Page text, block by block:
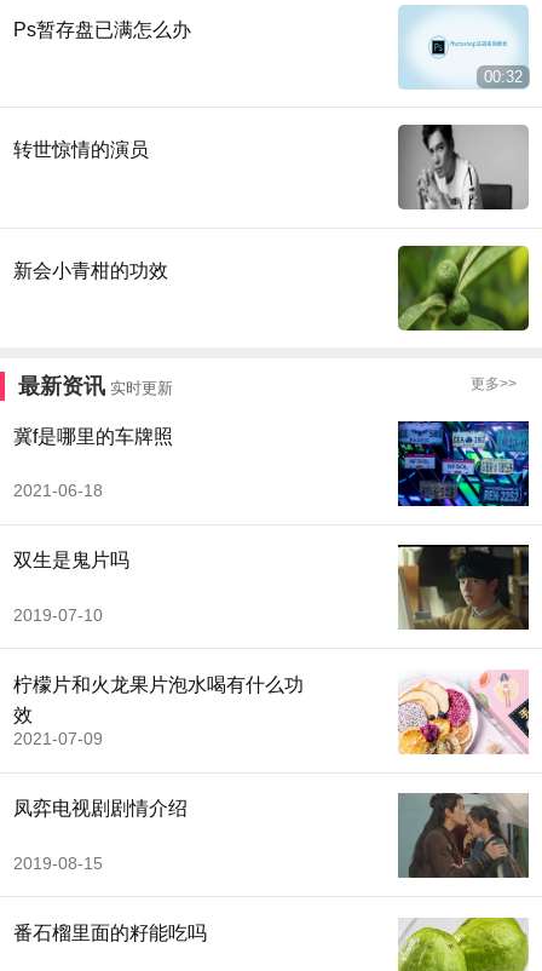
Ps暂存盘已满怎么办
00:32
转世惊情的演员
新会小青柑的功效
最新资讯 实时更新 更多>>
冀f是哪里的车牌照
2021-06-18
双生是鬼片吗
2019-07-10
柠檬片和火龙果片泡水喝有什么功
效
2021-07-09
凤弈电视剧剧情介绍
2019-08-15
番石榴里面的籽能吃吗